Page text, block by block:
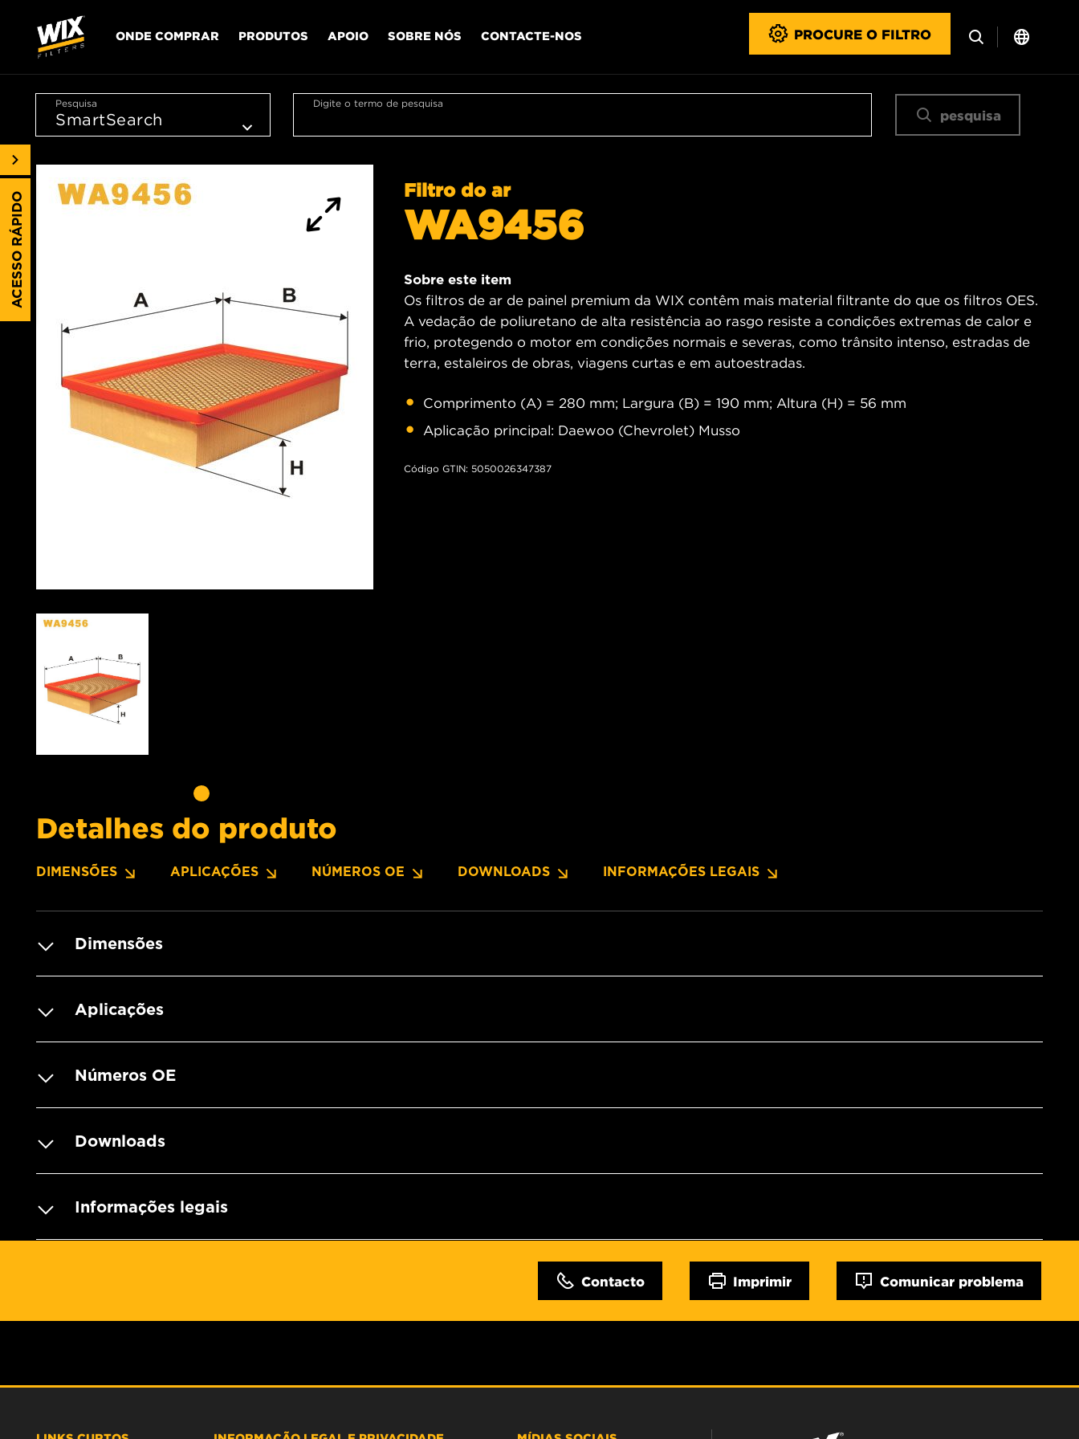
ONDE COMPRAR PRODUTOS APOIO SOBRE NÓS CONTACTE-NOS PROCURE O FILTRO
Pesquisa Digite o termo de pesquisa
pesquisa
Filtro do ar
WA9456
Sobre este item
Os filtros de ar de painel premium da WIX contêm mais material filtrante do que os filtros OES.
A vedação de poliuretano de alta resistência ao rasgo resiste a condições extremas de calor e
frio, protegendo o motor em condições normais e severas, como trânsito intenso, estradas de
terra, estaleiros de obras, viagens curtas e em autoestradas.
Comprimento (A) = 280 mm; Largura (B) = 190 mm; Altura (H) = 56 mm
Aplicação principal: Daewoo (Chevrolet) Musso
Código GTIN: 5050026347387
Detalhes do produto
DIMENSÕES APLICAÇÕES NÚMEROS OE DOWNLOADS INFORMAÇÕES LEGAIS
Dimensões
Aplicações
Números OE
Downloads
Informações legais
Contacto Imprimir Comunicar problema
ACESSO RÁPIDO